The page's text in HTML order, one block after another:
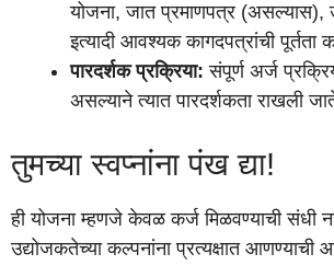
योजना, जात प्रमाणपत्र (असल्यास),
इत्यादी आवश्यक कागदपत्रांची
पारदर्शक प्रक्रिया: संपूर्ण अर्ज
असल्याने त्यात पारदर्शकता राखली
तुमच्या स्वप्नांना पंख द्या!
ही योजना म्हणजे केवळ कर्ज मिळवण्याची संधी
उद्योजकतेच्या कल्पनांना प्रत्यक्षात आणण्याची